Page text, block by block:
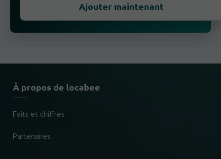
Ajouter maintenant
À propos de locabee
Faits et chiffres
Partenaires